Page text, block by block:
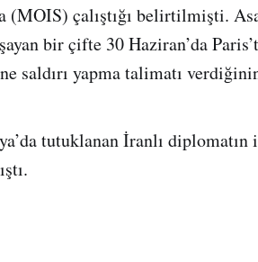
(MOIS) çalıştığı belirtilmişti.
bir çifte 30 Haziran’da
saldırı yapma talimatı
tutuklanan İranlı